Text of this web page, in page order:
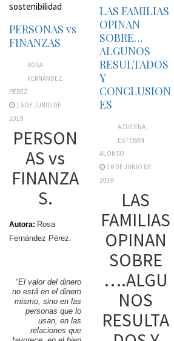
sostenibilidad
PERSONAS vs
FINANZAS
ROSA
FERNÁNDEZ
PÉREZ
16 DE JUNIO DE
2019
PERSON
AS vs
FINANZA
S.
Autora: Rosa
Fernández Pérez.
“El valor del dinero
no está en el dinero
mismo, sino en las
personas que lo
usan, en las
relaciones que
LAS FAMILIAS
OPINAN
SOBRE…
ALGUNOS
RESULTADOS
Y
CONCLUSION
ES
AZUCENA
ESTEBAN
ALONSO
16 DE JUNIO DE
2019
LAS
FAMILIAS
OPINAN
SOBRE
….ALGU
NOS
RESULTA